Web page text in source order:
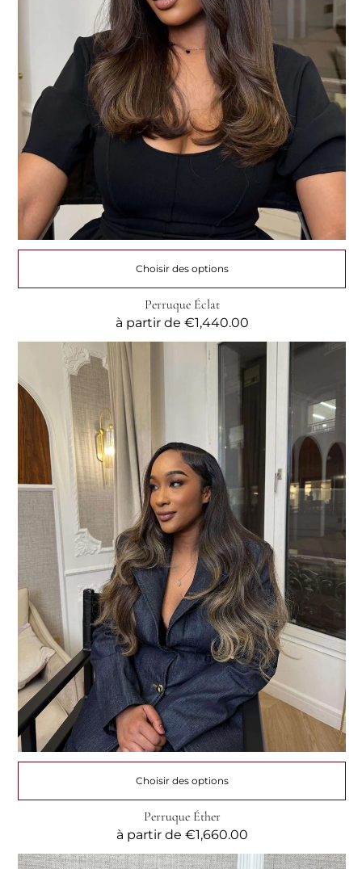
Choisir des options
Perruque Éclat
Prix
habituel
à partir de €1,440.00
Choisir des options
Perruque Éther
Prix
à partir de €1,660.00